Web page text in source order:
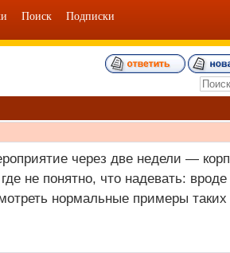
Поиск Подписки
через две недели —
не понятно, что надевать:
нормальные примеры